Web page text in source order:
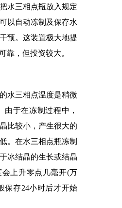
水三相点瓶放入规定
以自动冻制及保存水
预。这装置极大地提
靠，但投资较大。
水三相点温度是稍微
由于在冻制过程中，
比较小，产生很大的
。在水三相点瓶冻制
冰结晶的生长或结晶
上升零点几毫开(万
保存24小时后才开始